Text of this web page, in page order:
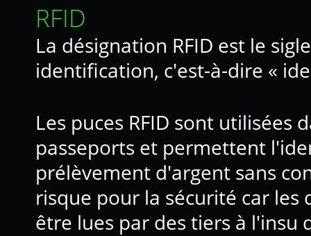
RFID
La désignation RFID est le
identification, c'est-à-dire «
Les puces RFID sont utilisées
passeports et permettent
prélèvement d'argent sans
risque pour la sécurité car
être lues par des tiers à l'insu